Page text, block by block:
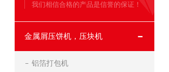
我们相信合格的产品是信誉的保证！
金属屑压饼机，压块机
铝箔打包机